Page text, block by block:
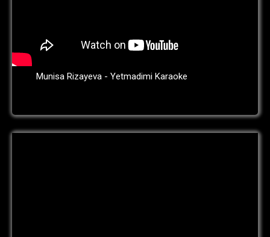
Munisa Rizayeva - Yetmadimi Karaoke